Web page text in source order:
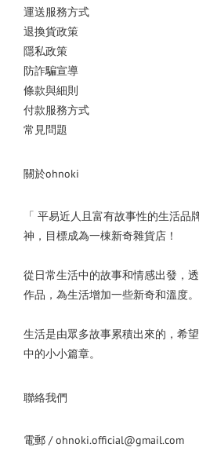
運送服務方式
退換貨政策
隱私政策
防詐騙宣導
條款與細則
付款服務方式
常見問題
關於ohnoki
「 平易近人且富有故事性的生活品
神，目標成為一棟新奇雜貨店！
從日常生活中的故事和情感出發，
作品，為生活增加一些新奇和溫度。
生活是由眾多故事累積出來的，希
中的小小篇章。
聯絡我們
電郵 / ohnoki.official@gmail.com